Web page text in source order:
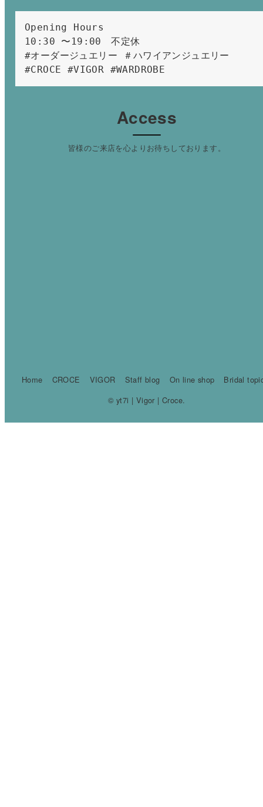
Opening Hours
10:30 〜19:00　不定休
#オーダージュエリー ＃ハワイアンジュエリー
#CROCE #VIGOR #WARDROBE
Access
皆様のご来店を心よりお待ちしております。
Home CROCE VIGOR Staff blog On line shop
Bridal
© yt7i | Vigor | Croce.